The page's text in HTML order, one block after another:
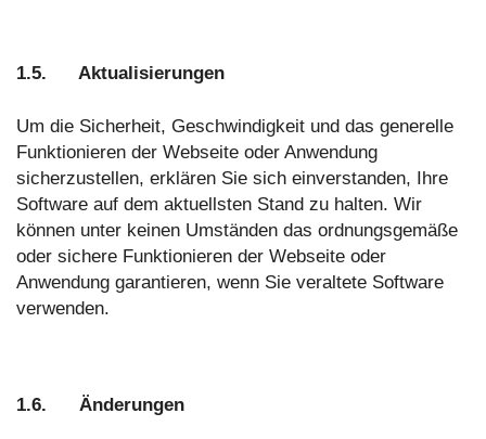
1.5. Aktualisierungen
Um die Sicherheit, Geschwindigkeit und das generelle
Funktionieren der Webseite oder Anwendung
sicherzustellen, erklären Sie sich einverstanden, Ihre
Software auf dem aktuellsten Stand zu halten. Wir
können unter keinen Umständen das ordnungsgemäße
oder sichere Funktionieren der Webseite oder
Anwendung garantieren, wenn Sie veraltete Software
verwenden.
1.6. Änderungen